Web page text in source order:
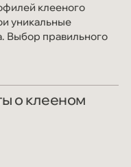
клееного
уникальные
Выбор правильного
строительный
о клееном